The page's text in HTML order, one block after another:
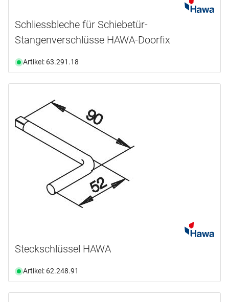
Schliessbleche für Schiebetür-
Stangenverschlüsse HAWA-Doorfix
Artikel: 63.291.18
Steckschlüssel HAWA
Artikel: 62.248.91